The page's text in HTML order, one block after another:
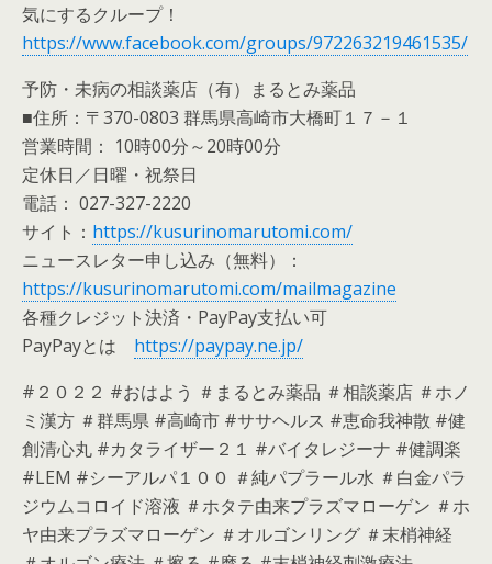
気にするクループ！
https://www.facebook.com/groups/972263219461535/
予防・未病の相談薬店（有）まるとみ薬品
■住所：〒370-0803 群馬県高崎市大橋町１７－１
営業時間： 10時00分～20時00分
定休日／日曜・祝祭日
電話： 027-327-2220
サイト： https://kusurinomarutomi.com/
ニュースレター申し込み（無料）：
https://kusurinomarutomi.com/mailmagazine
各種クレジット決済・PayPay支払い可
PayPayとは https://paypay.ne.jp/
#２０２２ #おはよう ＃まるとみ薬品 ＃相談薬店 ＃ホノ
ミ漢方 ＃群馬県 #高崎市 #ササヘルス #恵命我神散 #健
創清心丸 #カタライザー２１ #バイタレジーナ #健調楽
#LEM #シーアルパ１００ ＃純パプラール水 ＃白金パラ
ジウムコロイド溶液 ＃ホタテ由来プラズマローゲン ＃ホ
ヤ由来プラズマローゲン ＃オルゴンリング ＃末梢神経